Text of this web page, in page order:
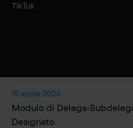
TikTok
Relazione Illustrativa del
15 aprile 2026
Modulo di Delega-
Designato